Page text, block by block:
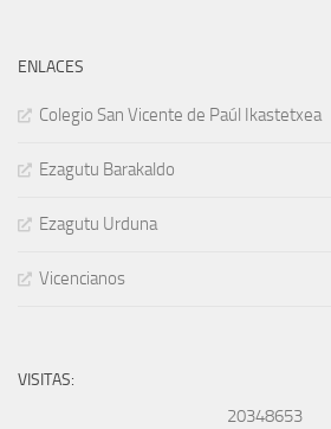
ENLACES
Colegio San Vicente de Paúl Ikastetxea
Ezagutu Barakaldo
Ezagutu Urduna
Vicencianos
VISITAS:
20348653